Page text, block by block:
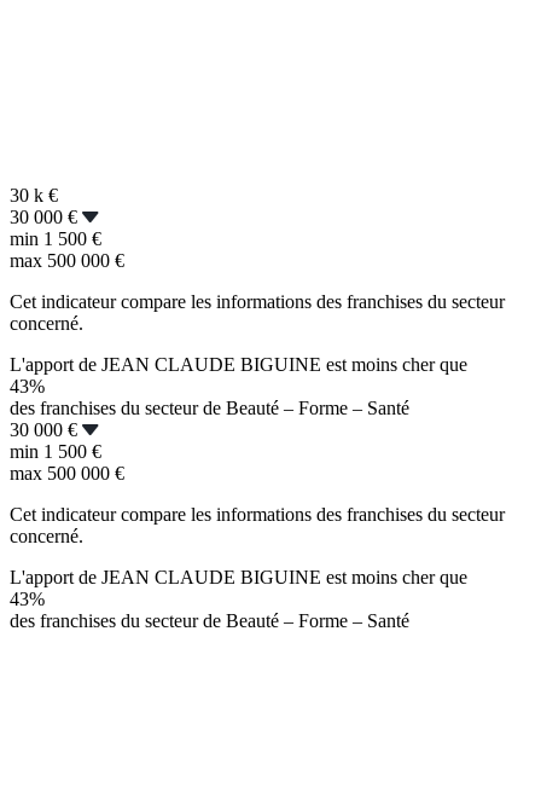
30 k €
30 000 €
min 1 500 €
max 500 000 €
Cet indicateur compare les informations des franchises du secteur
concerné.
L'apport de JEAN CLAUDE BIGUINE est moins cher que
43%
des franchises du secteur de Beauté – Forme – Santé
30 000 €
min 1 500 €
max 500 000 €
Cet indicateur compare les informations des franchises du secteur
concerné.
L'apport de JEAN CLAUDE BIGUINE est moins cher que
43%
des franchises du secteur de Beauté – Forme – Santé